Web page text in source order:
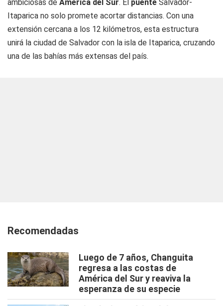
ambiciosas de América del Sur. El puente Salvador-
Itaparica no solo promete acortar distancias. Con una
extensión cercana a los 12 kilómetros, esta estructura
unirá la ciudad de Salvador con la isla de Itaparica, cruzando
una de las bahías más extensas del país.
Recomendadas
Luego de 7 años, Changuita
regresa a las costas de
América del Sur y reaviva la
esperanza de su especie